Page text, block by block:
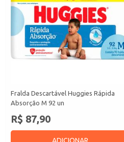
Fralda Descartável Huggies Rápida
Absorção M 92 un
R$ 87,90